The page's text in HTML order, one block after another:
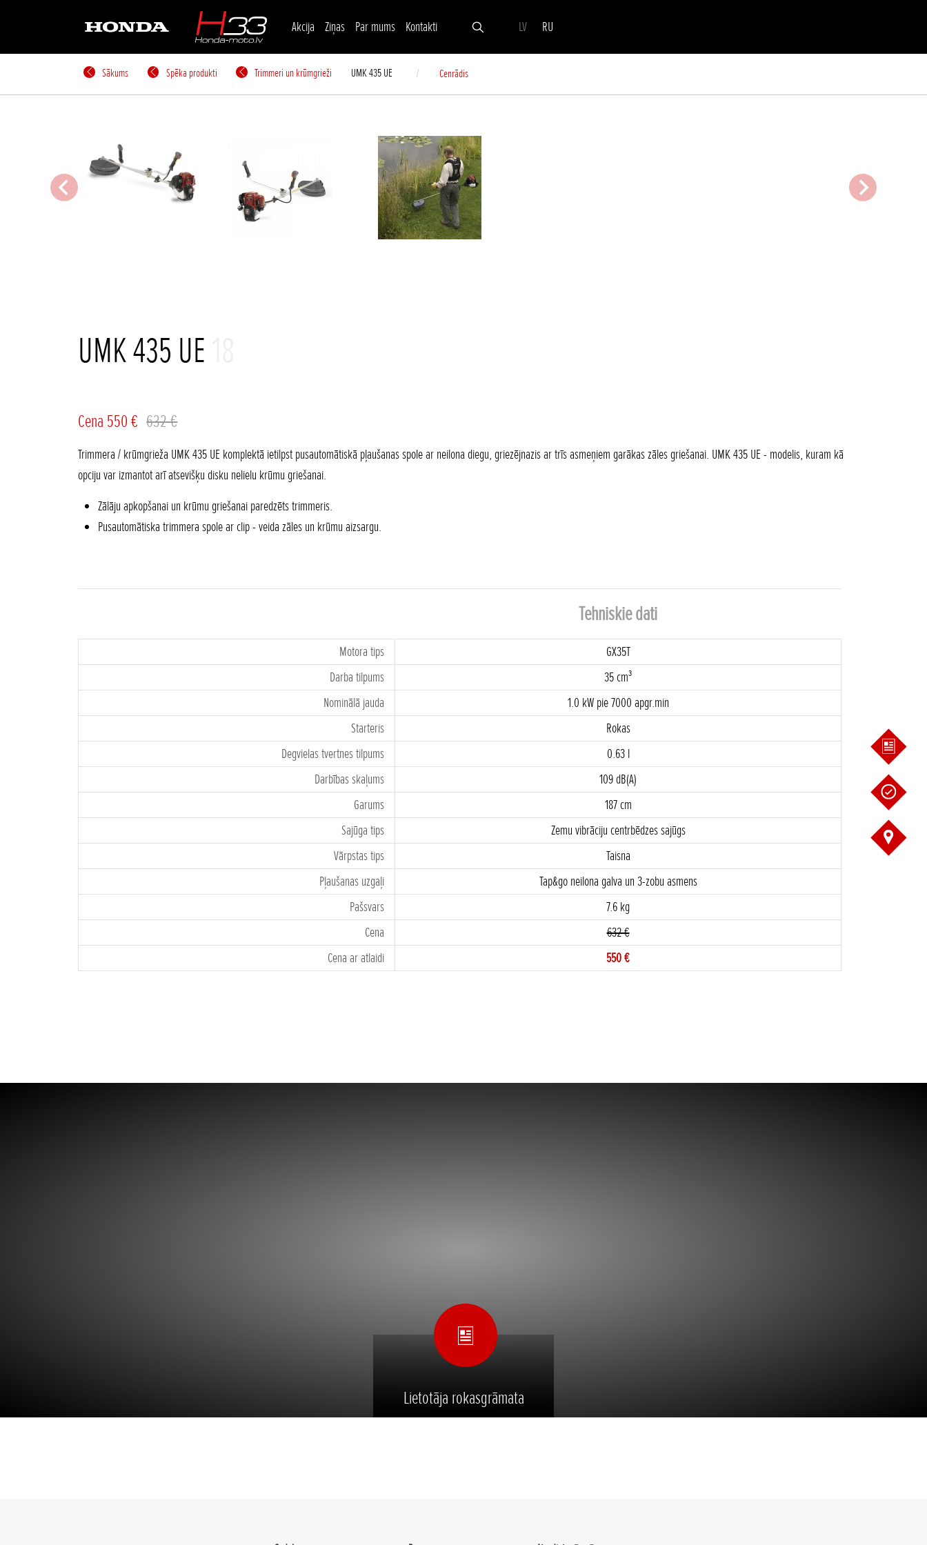
Akcija Ziņas Par mums Kontakti LV RU
Sākums Spēka produkti Trimmeri un krūmgrieži UMK 435 UE Cenrādis
UMK 435 UE
Cena 550 € 632 €
Trimmera / krūmgrieža UMK 435 UE komplektā ietilpst pusautomātiskā pļaušanas spole ar neilona diegu, griezējnazis ar trīs asmeņiem garākas zāles griešanai. UMK 435 UE - modelis, kuram kā
opciju var izmantot arī atsevišķu disku nelielu krūmu griešanai.
Zālāju apkopšanai un krūmu griešanai paredzēts trimmeris.
Pusautomātiska trimmera spole ar clip - veida zāles un krūmu aizsargu.
Tehniskie dati
Motora tips
GX35T
Darba tilpums
35 cm³
Nominālā jauda
1.0 kW pie 7000 apgr.min
Starteris
Rokas
Degvielas tvertnes tilpums
0.63 l
Darbības skaļums
109 dB(A)
Garums
187 cm
Sajūga tips
Zemu vibrāciju centrbēdzes sajūgs
Vārpstas tips
Taisna
Pļaušanas uzgaļi
Tap&go neilona galva un 3-zobu asmens
Pašsvars
7.6 kg
Cena
632 €
Cena ar atlaidi
550 €
Lietotāja rokasgrāmata